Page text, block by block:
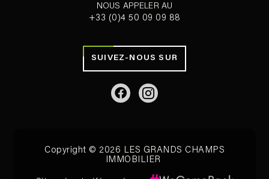
NOUS APPELER AU
+33 (0)4 50 09 09 88
SUIVEZ-NOUS SUR
Copyright © 2026 LES GRANDS CHAMPS
IMMOBILIER